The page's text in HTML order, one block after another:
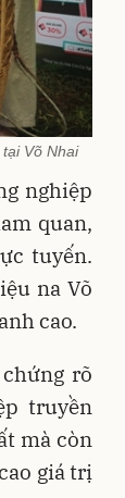
Võ Nhai
nghiệp
quan,
tuyến.
na Võ
cao.
rõ
truyền
mà còn
giá trị